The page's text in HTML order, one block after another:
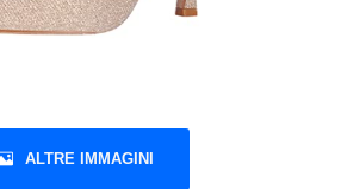
ALTRE IMMAGINI